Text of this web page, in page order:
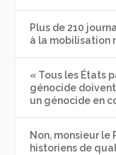
Plus de 210
à la mobilisation
« Tous les États
génocide
un génocide en
Non, monsieur le
historiens de